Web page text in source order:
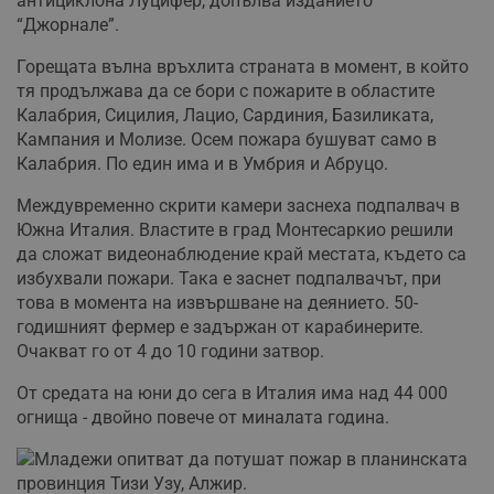
“Джорнале”.
Горещата вълна връхлита страната в момент, в който
тя продължава да се бори с пожарите в областите
Калабрия, Сицилия, Лацио, Сардиния, Базиликата,
Кампания и Молизе. Осем пожара бушуват само в
Калабрия. По един има и в Умбрия и Абруцо.
Междувременно скрити камери заснеха подпалвач в
Южна Италия. Властите в град Монтесаркио решили
да сложат видеонаблюдение край местата, където са
избухвали пожари. Така е заснет подпалвачът, при
това в момента на извършване на деянието. 50-
годишният фермер е задържан от карабинерите.
Очакват го от 4 до 10 години затвор.
От средата на юни до сега в Италия има над 44 000
огнища - двойно повече от миналата година.
Строго необходимо
Ефективност
Таргетиране
Функционалност
Некласифицирани
функционалност на уебсайта, като потребителско
влизане и управление на акаунта. Уебсайтът не може да
се използва правилно без строго необходими
бисквитки.
Име Доставчик/Домейн
__RequestVerificationToken
Microsoft
Corporation